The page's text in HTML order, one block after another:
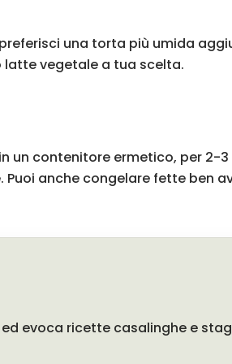
una torta più umida
vegetale a tua scelta.
contenitore ermetico, per 2-3
anche congelare fette ben
evoca ricette casalinghe e